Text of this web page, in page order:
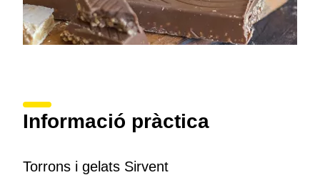
Informació pràctica
Torrons i gelats Sirvent